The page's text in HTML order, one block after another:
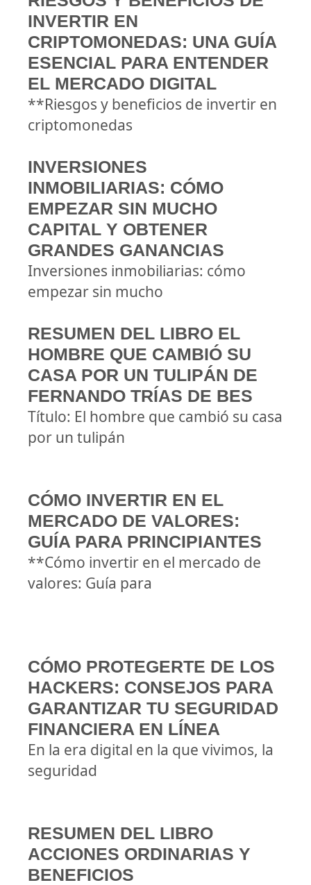
INVERTIR EN
CRIPTOMONEDAS: UNA GUÍA
ESENCIAL PARA ENTENDER
EL MERCADO DIGITAL
**Riesgos y beneficios de invertir en
criptomonedas
INVERSIONES
INMOBILIARIAS: CÓMO
EMPEZAR SIN MUCHO
CAPITAL Y OBTENER
GRANDES GANANCIAS
Inversiones inmobiliarias: cómo
empezar sin mucho
RESUMEN DEL LIBRO EL
HOMBRE QUE CAMBIÓ SU
CASA POR UN TULIPÁN DE
FERNANDO TRÍAS DE BES
Título: El hombre que cambió su casa
por un tulipán
CÓMO INVERTIR EN EL
MERCADO DE VALORES:
GUÍA PARA PRINCIPIANTES
**Cómo invertir en el mercado de
valores: Guía para
CÓMO PROTEGERTE DE LOS
HACKERS: CONSEJOS PARA
GARANTIZAR TU SEGURIDAD
FINANCIERA EN LÍNEA
En la era digital en la que vivimos, la
seguridad
RESUMEN DEL LIBRO
ACCIONES ORDINARIAS Y
BENEFICIOS